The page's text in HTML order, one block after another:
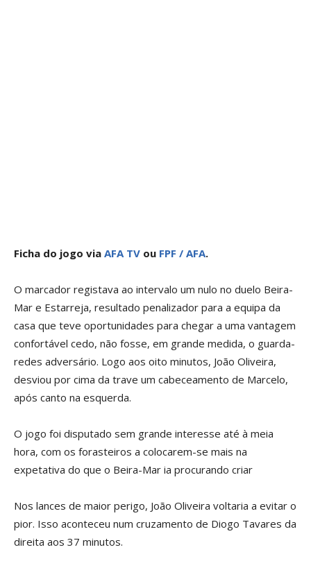
Ficha do jogo via AFA TV ou FPF / AFA.
O marcador registava ao intervalo um nulo no duelo Beira-
Mar e Estarreja, resultado penalizador para a equipa da
casa que teve oportunidades para chegar a uma vantagem
confortável cedo, não fosse, em grande medida, o guarda-
redes adversário. Logo aos oito minutos, João Oliveira,
desviou por cima da trave um cabeceamento de Marcelo,
após canto na esquerda.
O jogo foi disputado sem grande interesse até à meia
hora, com os forasteiros a colocarem-se mais na
expetativa do que o Beira-Mar ia procurando criar
Nos lances de maior perigo, João Oliveira voltaria a evitar o
pior. Isso aconteceu num cruzamento de Diogo Tavares da
direita aos 37 minutos.